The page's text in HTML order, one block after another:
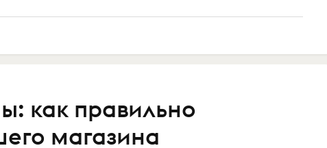
как правильно
магазина